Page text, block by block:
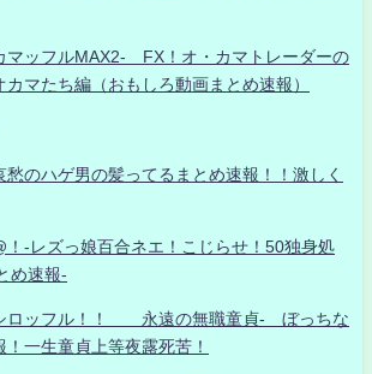
マッフルMAX2- FX！オ・カマトレーダーの
マたち編（おもしろ動画まとめ速報）
愁のハゲ男の髪ってるまとめ速報！！激しく
！-レズっ娘百合ネエ！こじらせ！50独身処
め速報-
ロッフル！！ 永遠の無職童貞- ぼっちな
一生童貞上等夜露死苦！